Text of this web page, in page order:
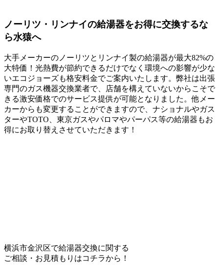
ノーリツ・リンナイの給湯器をお得に交換するな
ら水猿へ
大手メーカーのノーリツとリンナイ製の給湯器が最大82%の
大特価！光熱費が節約できるだけでなく環境への影響が少な
いエコジョーズも格安料金でご案内いたします。弊社は出張
専門のガス機器交換業者で、店舗を構えていないからこそで
きる激安価格でのサービス提供が可能となりました。他メー
カーからも変更することができますので、ナショナルやガス
ターやTOTO、東京ガスやパロマやパーパス等の給湯器もお
得にお取り替えさせていただきます！
横浜市金沢区で給湯器交換に関する
ご相談・お見積もりはコチラから！